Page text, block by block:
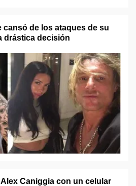
cansó de los ataques de su
drástica decisión
Caniggia con un celular